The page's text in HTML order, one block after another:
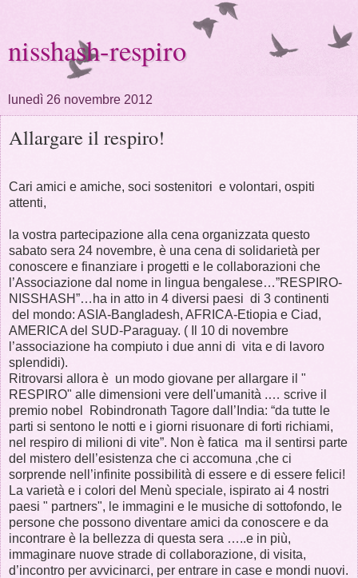
nisshash-respiro
lunedì 26 novembre 2012
Allargare il respiro!
Cari amici e amiche, soci sostenitori e volontari, ospiti
attenti,
la vostra partecipazione alla cena organizzata questo
sabato sera 24 novembre, è una cena di solidarietà per
conoscere e finanziare i progetti e le collaborazioni che
l’Associazione dal nome in lingua bengalese…”RESPIRO-
NISSHASH”…ha in atto in 4 diversi paesi di 3 continenti
del mondo: ASIA-Bangladesh, AFRICA-Etiopia e Ciad,
AMERICA del SUD-Paraguay. ( Il 10 di novembre
l’associazione ha compiuto i due anni di vita e di lavoro
splendidi).
Ritrovarsi allora è un modo giovane per allargare il "
RESPIRO" alle dimensioni vere dell'umanità .… scrive il
premio nobel Robindronath Tagore dall’India: “da tutte le
parti si sentono le notti e i giorni risuonare di forti richiami,
nel respiro di milioni di vite”. Non è fatica ma il sentirsi parte
del mistero dell’esistenza che ci accomuna ,che ci
sorprende nell’infinite possibilità di essere e di essere felici!
La varietà e i colori del Menù speciale, ispirato ai 4 nostri
paesi " partners", le immagini e le musiche di sottofondo, le
persone che possono diventare amici da conoscere e da
incontrare è la bellezza di questa sera …..e in più,
immaginare nuove strade di collaborazione, di visita,
d’incontro per avvicinarci, per entrare in case e mondi nuovi.